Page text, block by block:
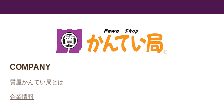
COMPANY
質屋かんてい局とは
企業情報